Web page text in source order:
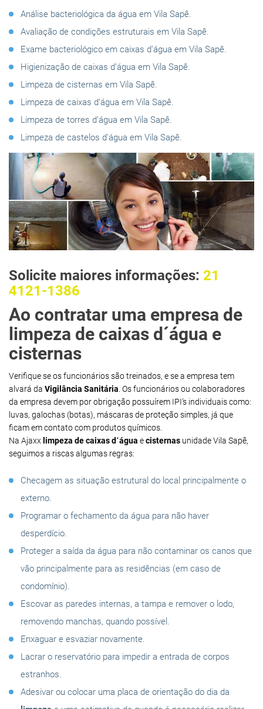
Análise bacteriológica da água em Vila Sapê.
Avaliação de condições estruturais em Vila Sapê.
Exame bacteriológico em caixas d’água em Vila Sapê.
Higienização de caixas d’água em Vila Sapê.
Limpeza de cisternas em Vila Sapê.
Limpeza de caixas d’água em Vila Sapê.
Limpeza de torres d’água em Vila Sapê.
Limpeza de castelos d’água em Vila Sapê.
Solicite maiores informações: 21
4121-1386
Ao contratar uma empresa de
limpeza de caixas d´água e
cisternas
Verifique se os funcionários são treinados, e se a empresa tem
alvará da Vigilância Sanitária . Os funcionários ou colaboradores
da empresa devem por obrigação possuírem IPI’s individuais como:
luvas, galochas (botas), máscaras de proteção simples, já que
ficam em contato com produtos químicos.
Na Ajaxx limpeza de caixas d´água ecisternas unidade Vila Sapê,
seguimos a riscas algumas regras:
Checagem as situação estrutural do local principalmente o
externo.
Programar o fechamento da água para não haver
desperdício.
Proteger a saída da água para não contaminar os canos que
vão principalmente para as residências (em caso de
condomínio).
Escovar as paredes internas, a tampa e remover o lodo,
removendo manchas, quando possível.
Enxaguar e esvaziar novamente.
Lacrar o reservatório para impedir a entrada de corpos
estranhos.
Adesivar ou colocar uma placa de orientação do dia da